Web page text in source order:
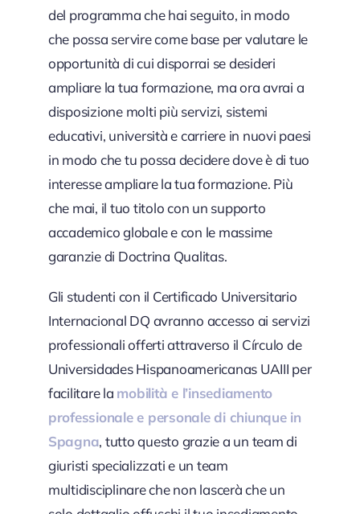
del programma che hai seguito, in modo
che possa servire come base per valutare le
opportunità di cui disporrai se desideri
ampliare la tua formazione, ma ora avrai a
disposizione molti più servizi, sistemi
educativi, università e carriere in nuovi paesi
in modo che tu possa decidere dove è di tuo
interesse ampliare la tua formazione. Più
che mai, il tuo titolo con un supporto
accademico globale e con le massime
garanzie di Doctrina Qualitas.
Gli studenti con il Certificado Universitario
Internacional DQ avranno accesso ai servizi
professionali offerti attraverso il Círculo de
Universidades Hispanoamericanas UAIII per
facilitare la mobilità e l’insediamento
professionale e personale di chiunque in
Spagna, tutto questo grazie a un team di
giuristi specializzati e un team
multidisciplinare che non lascerà che un